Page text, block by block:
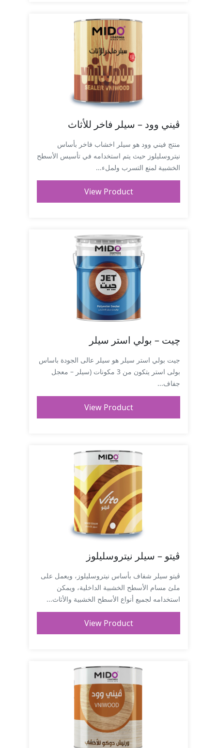
ڤيني وود – سيلر فاخر للأثاث
منتج فيني وود هو سيلر اخشاب فاخر بأساس
نيتروسليلوز حيث يتم استخدامه في تأسيس الأسطح
الخشبية لمنع التسرب ولملء...
View Product
چيت – بولي استر سيلر
جيت بولي استر سيلر هو سيلر عالى الجودة باساس
بولى استر يتكون من 3 مكونات (سيلر – معجل
جفاف...
View Product
ڤيتو – سيلر نيتروسليلوز
ڤيتو سيلر شفاف بأساس نيتروسليلوز، ويعمل على
ملئ مسام الأسطح الخشبية الداخلية، ويمكن
استخدامه لجميع أنواع الأسطح الخشبية والأثاث...
View Product